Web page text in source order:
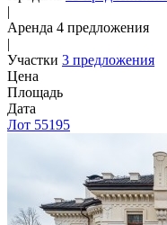
|
Аренда 4 предложения
|
Участки 3 предложения
Цена
Площадь
Дата
Лот 55195